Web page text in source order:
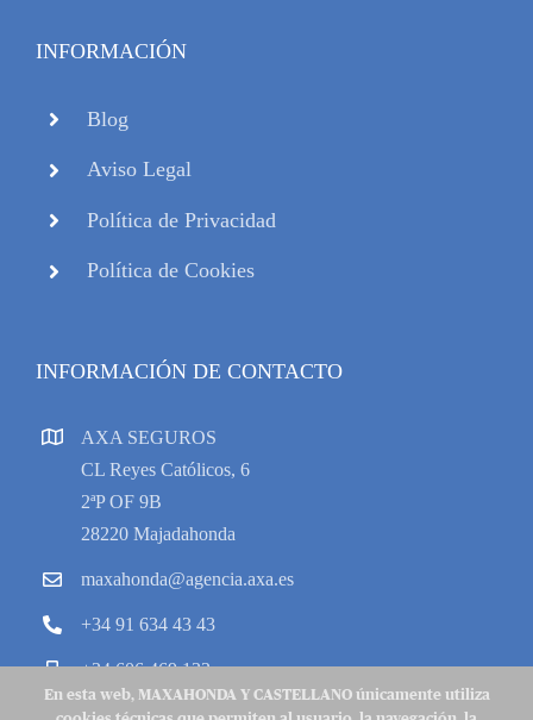
INFORMACIÓN
Blog
Aviso Legal
Política de Privacidad
Política de Cookies
INFORMACIÓN DE CONTACTO
AXA SEGUROS
CL Reyes Católicos, 6
2ªP OF 9B
28220 Majadahonda
maxahonda@agencia.axa.es
+34 91 634 43 43
+34 606 469 133
En esta web, MAXAHONDA Y CASTELLANO únicamente utiliza